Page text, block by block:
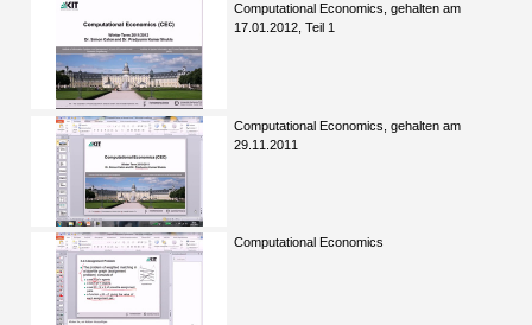
Computational Economics, gehalten am
17.01.2012, Teil 1
Computational Economics, gehalten am
29.11.2011
Computational Economics